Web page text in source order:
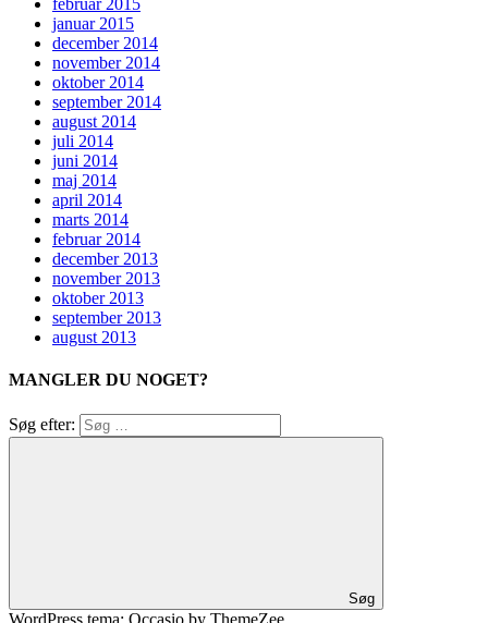
februar 2015
januar 2015
december 2014
november 2014
oktober 2014
september 2014
august 2014
juli 2014
juni 2014
maj 2014
april 2014
marts 2014
februar 2014
december 2013
november 2013
oktober 2013
september 2013
august 2013
MANGLER DU NOGET?
Søg efter:
Søg
WordPress tema: Occasio by ThemeZee.